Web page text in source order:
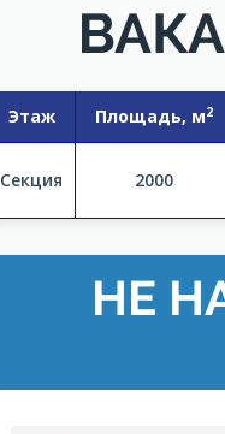
Этаж Площадь, м2
Секция 2000
НЕ